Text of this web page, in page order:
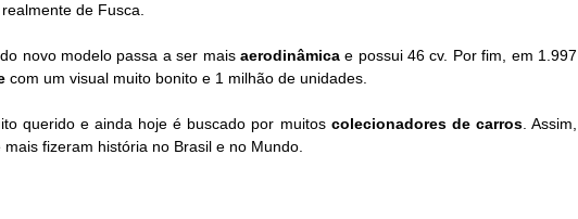
de Fusca.
novo modelo passa a ser mais aerodinâmica e possui 46 cv. Por fim, em 1.997
com um visual muito bonito e 1 milhão de unidades.
querido e ainda hoje é buscado por muitos colecionadores de carros. Assim,
fizeram história no Brasil e no Mundo.